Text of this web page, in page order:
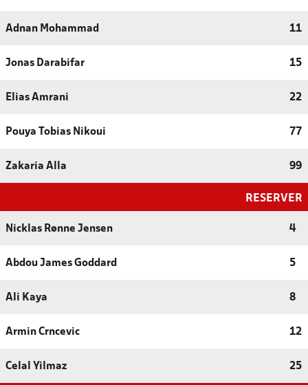
Adnan Mohammad 11
Jonas Darabifar 15
Elias Amrani 22
Pouya Tobias Nikoui 77
Zakaria Alla 99
RESERVER
Nicklas Rønne Jensen 4
Abdou James Goddard 5
Ali Kaya 8
Armin Crncevic 12
Celal Yilmaz 25